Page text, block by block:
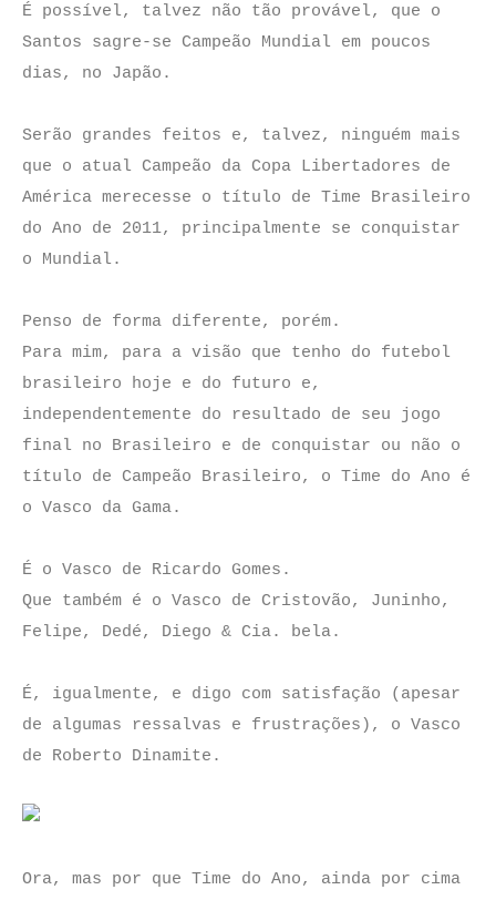
É possível, talvez não tão provável, que o
Santos sagre-se Campeão Mundial em poucos
dias, no Japão.
Serão grandes feitos e, talvez, ninguém mais
que o atual Campeão da Copa Libertadores de
América merecesse o título de Time Brasileiro
do Ano de 2011, principalmente se conquistar
o Mundial.
Penso de forma diferente, porém.
Para mim, para a visão que tenho do futebol
brasileiro hoje e do futuro e,
independentemente do resultado de seu jogo
final no Brasileiro e de conquistar ou não o
título de Campeão Brasileiro, o Time do Ano é
o Vasco da Gama.
É o Vasco de Ricardo Gomes.
Que também é o Vasco de Cristovão, Juninho,
Felipe, Dedé, Diego & Cia. bela.
É, igualmente, e digo com satisfação (apesar
de algumas ressalvas e frustrações), o Vasco
de Roberto Dinamite.
Ora, mas por que Time do Ano, ainda por cima